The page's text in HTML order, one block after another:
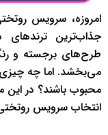
امروزه، سرویس
جذاب‌ترین ترندهای
طرح‌های برجسته و
می‌بخشد. اما چه
محبوب باشند؟ در این
انتخاب سرویس